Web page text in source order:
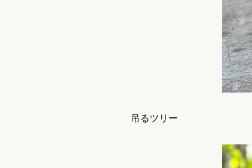
吊るツリー